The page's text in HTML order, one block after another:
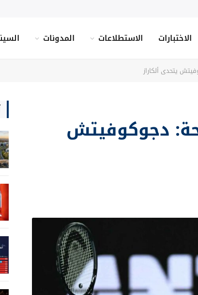
الاختبارات الاستطلاعات المدونات
يتحدى ألكاراز
دجوكوفيتش